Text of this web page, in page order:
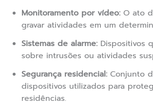
Monitoramento por vídeo: O ato
gravar atividades em um
Sistemas de alarme: Dispositivos
sobre intrusões ou atividades
Segurança residencial: Conjunto
dispositivos utilizados para
residências.